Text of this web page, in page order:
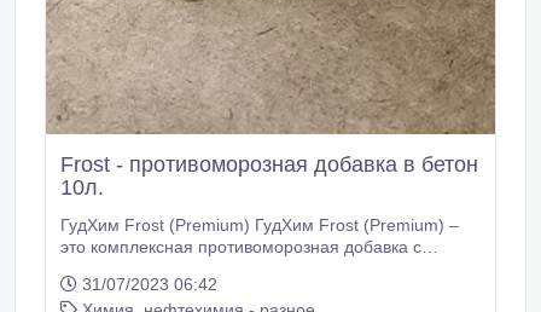
Frost - противоморозная добавка в бетон
10л.
ГудХим Frost (Premium) ГудХим Frost (Рremium) –
это комплексная противоморозная добавка с
поликарбоксилатной основе, обеспечивающая
31/07/2023 06:42